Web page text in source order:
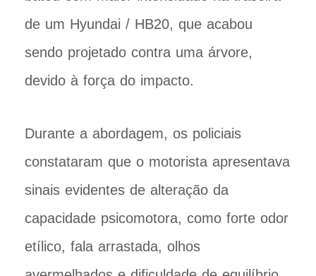
de um Hyundai / HB20, que acabou
sendo projetado contra uma árvore,
devido à força do impacto.
Durante a abordagem, os policiais
constataram que o motorista apresentava
sinais evidentes de alteração da
capacidade psicomotora, como forte odor
etílico, fala arrastada, olhos